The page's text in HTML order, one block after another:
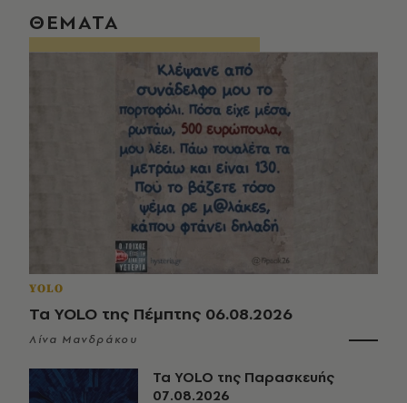
ΘΕΜΑΤΑ
YOLO
Τα YOLO της Πέμπτης 06.08.2026
Λίνα Μανδράκου
Τα YOLO της Παρασκευής
07.08.2026